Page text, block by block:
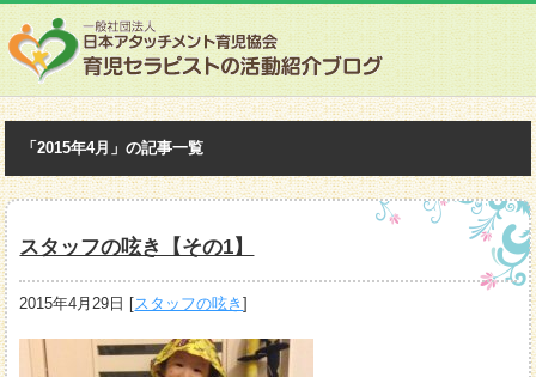
「2015年4月」の記事一覧
スタッフの呟き【その1】
2015年4月29日 [スタッフの呟き]